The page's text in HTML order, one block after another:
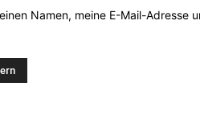
Namen, meine E-Mail-Adresse